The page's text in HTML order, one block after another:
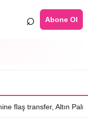
⌕ Abone Ol
Vlad Ivanov